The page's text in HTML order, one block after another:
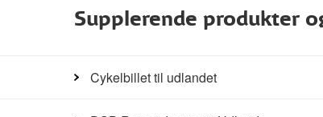
Supplerende produkter
Cykelbillet til udlandet